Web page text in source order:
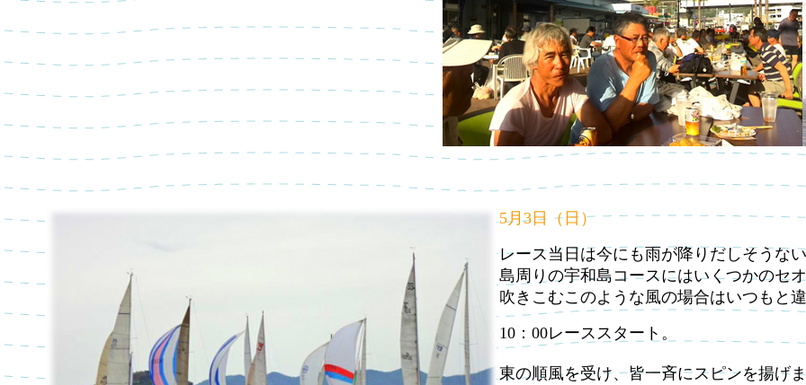
5月3日（日）
レース当日は今にも雨が降りだしそうな
島周りの宇和島コースにはいくつかのセ
吹きこむこのような風の場合はいつもと
10：00レーススタート。
東の順風を受け、皆一斉にスピンを揚げ